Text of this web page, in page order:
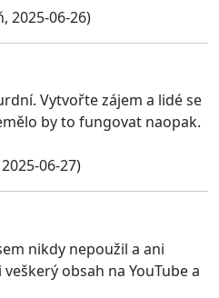
2025-06-26)
Vytvořte zájem a lidé se
by to fungovat naopak.
06-27)
nikdy nepoužil a ani
obsah na YouTube a